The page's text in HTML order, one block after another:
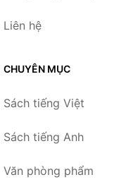
Liên hệ
CHUYÊN MỤC
Sách tiếng Việt
Sách tiếng Anh
Văn phòng phẩm